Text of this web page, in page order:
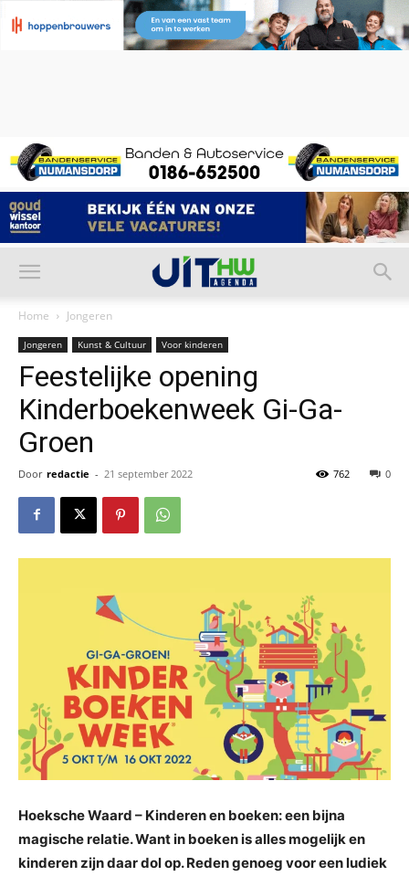
Home Jongeren
Jongeren Kunst & Cultuur Voor kinderen
Feestelijke opening
Kinderboekenweek Gi-Ga-
Groen
Door redactie - 21 september 2022 0
762
Hoeksche Waard – Kinderen en boeken: een bijna
magische relatie. Want in boeken is alles mogelijk en
kinderen zijn daar dol op. Reden genoeg voor een ludiek